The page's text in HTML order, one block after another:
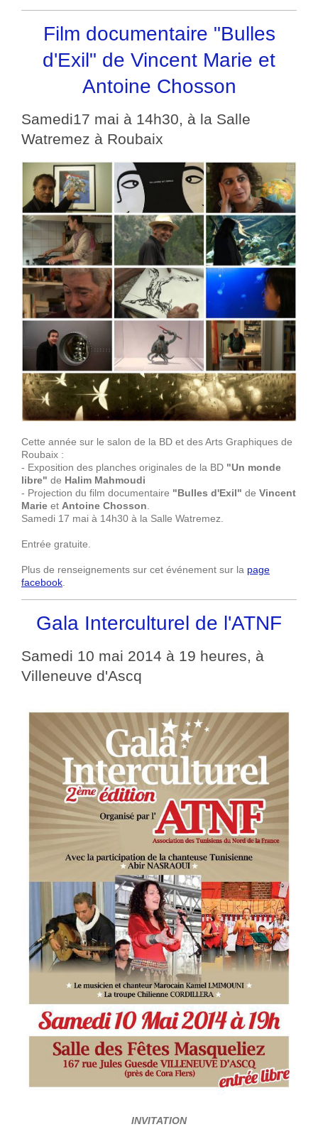
Film documentaire "Bulles
d'Exil" de Vincent Marie et
Antoine Chosson
Samedi17 mai à 14h30, à la Salle
Watremez à Roubaix
Cette année sur le salon de la BD et des Arts Graphiques de
Roubaix :
- Exposition des planches originales de la BD "Un monde
libre" de Halim Mahmoudi
- Projection du film documentaire "Bulles d'Exil" de Vincent
Marie et Antoine Chosson
Samedi 17 mai à 14h30 à la Salle Watremez.
Entrée gratuite.
Plus de renseignements sur cet événement sur la page
facebook
Gala Interculturel de l'ATNF
Samedi 10 mai 2014 à 19 heures, à
Villeneuve d'Ascq
INVITATION